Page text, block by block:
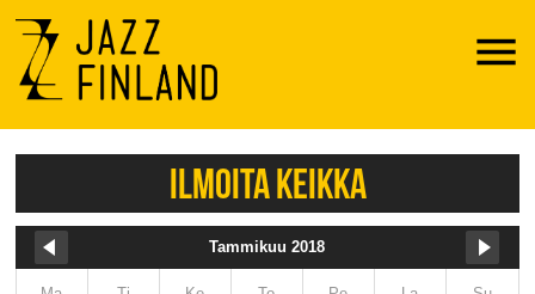
Menu
ILMOITA KEIKKA
Tammikuu 2018